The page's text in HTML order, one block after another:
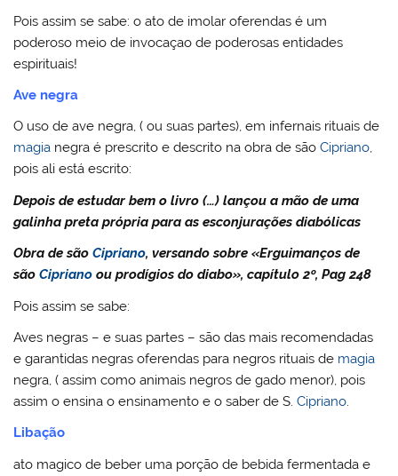
Pois assim se sabe: o ato de imolar oferendas é um
poderoso meio de invocaçao de poderosas entidades
espirituais!
Ave negra
O uso de ave negra, ( ou suas partes), em infernais rituais de
magia negra é prescrito e descrito na obra de sãoCipriano,
pois ali está escrito:
Depois de estudar bem o livro (…) lançou a mão de uma
galinha preta própria para as esconjurações diabólicas
Obra de sãoCipriano, versando sobre «Erguimanços de
sãoCipriano ou prodígios do diabo», capítulo 2º, Pag 248
Pois assim se sabe:
Aves negras – e suas partes – são das mais recomendadas
e garantidas negras oferendas para negros rituais de magia
negra, ( assim como animais negros de gado menor), pois
assim o ensina o ensinamento e o saber de S.Cipriano.
Libação
ato magico de beber uma porção de bebida fermentada e